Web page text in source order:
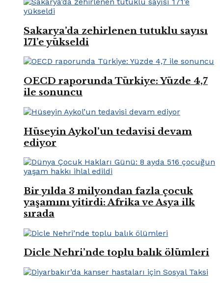
Sakarya’da zehirlenen tutuklu sayısı
171’e yükseldi
OECD raporunda Türkiye: Yüzde 4,7
ile sonuncu
Hüseyin Aykol’un tedavisi devam
ediyor
Bir yılda 3 milyondan fazla çocuk
yaşamını yitirdi: Afrika ve Asya ilk
sırada
Dicle Nehri’nde toplu balık ölümleri